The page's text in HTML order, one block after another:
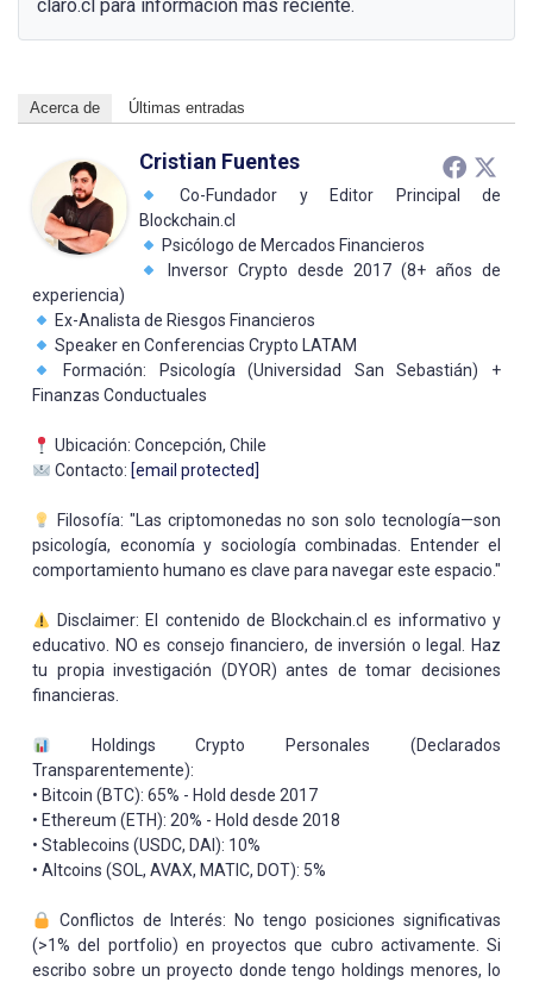
claro.cl para información más reciente.
Acerca de Últimas entradas
Cristian Fuentes
Co-Fundador y Editor Principal de
Blockchain.cl
Psicólogo de Mercados Financieros
Inversor Crypto desde 2017 (8+ años de
experiencia)
Ex-Analista de Riesgos Financieros
Speaker en Conferencias Crypto LATAM
Formación: Psicología (Universidad San Sebastián) +
Finanzas Conductuales
Ubicación: Concepción, Chile
Contacto: [email protected]
Filosofía: "Las criptomonedas no son solo tecnología—son
psicología, economía y sociología combinadas. Entender el
comportamiento humano es clave para navegar este espacio."
Disclaimer: El contenido de Blockchain.cl es informativo y
educativo. NO es consejo financiero, de inversión o legal. Haz
tu propia investigación (DYOR) antes de tomar decisiones
financieras.
Holdings Crypto Personales (Declarados
Transparentemente):
• Bitcoin (BTC): 65% - Hold desde 2017
• Ethereum (ETH): 20% - Hold desde 2018
• Stablecoins (USDC, DAI): 10%
• Altcoins (SOL, AVAX, MATIC, DOT): 5%
Conflictos de Interés: No tengo posiciones significativas
(>1% del portfolio) en proyectos que cubro activamente. Si
escribo sobre un proyecto donde tengo holdings menores, lo